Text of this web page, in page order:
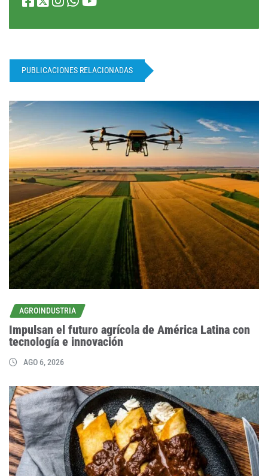
PUBLICACIONES RELACIONADAS
AGROINDUSTRIA
Impulsan el futuro agrícola de América Latina con
tecnología e innovación
AGO 6, 2026